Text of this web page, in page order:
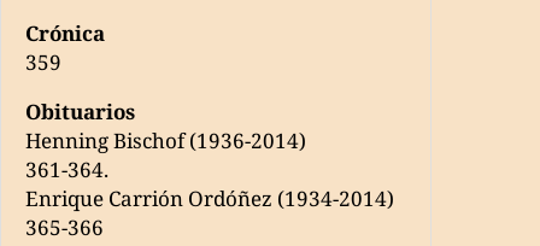
Crónica
359
Obituarios
Henning Bischof (1936-2014)
361-364.
Enrique Carrión Ordóñez (1934-2014)
365-366